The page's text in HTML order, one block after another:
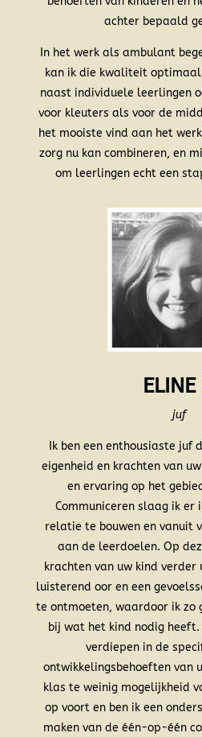
achter bepaald
In het werk als ambulant
kan ik die kwaliteit
naast individuele leerlingen
voor kleuters als voor de
het mooiste vind aan het
zorg nu kan combineren, en
om leerlingen echt een
juf
Ik ben een enthousiaste juf
eigenheid en krachten van
en ervaring op het
Communiceren slaag ik er
relatie te bouwen en vanuit
aan de leerdoelen. Op
krachten van uw kind verder
luisterend oor en een
te ontmoeten, waardoor ik zo
bij wat het kind nodig
verdiepen in de
ontwikkelingsbehoeften van
klas te weinig mogelijkheid
op voort en ben ik een
maken van de één-op-één